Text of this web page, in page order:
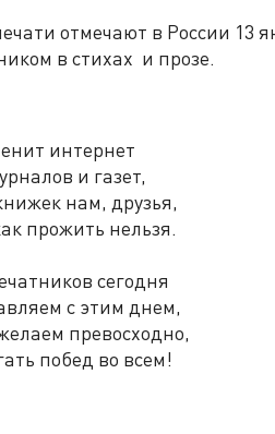
отмечают в России 13
в стихах и прозе.
интернет
и газет,
нам, друзья,
прожить нельзя.
сегодня
с этим днем,
превосходно,
побед во всем!